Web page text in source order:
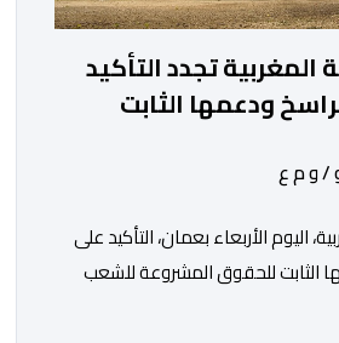
تجدد التأكيد
ودعمها الثابت
للشعب الفلسطيني
/ و م ع
اليوم الأربعاء بعمان، التأكيد على
الثابت للحقوق المشروعة للشعب